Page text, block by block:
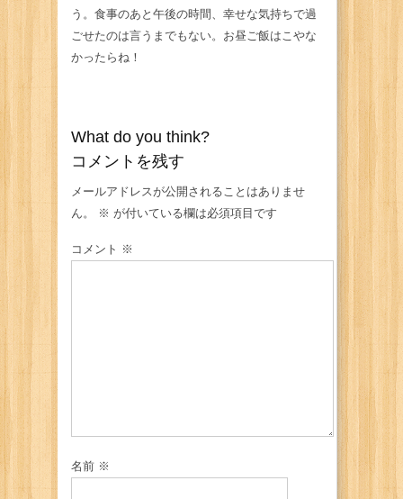
う。食事のあと午後の時間、幸せな気持ちで過
ごせたのは言うまでもない。お昼ご飯はこやな
かったらね！
What do you think?
コメントを残す
メールアドレスが公開されることはありませ
ん。
※ が付いている欄は必須項目です
コメント ※
名前 ※